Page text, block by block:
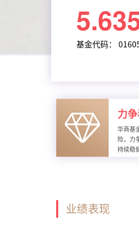
基金代码：
力
华商基
险，力
持续稳
业绩表现